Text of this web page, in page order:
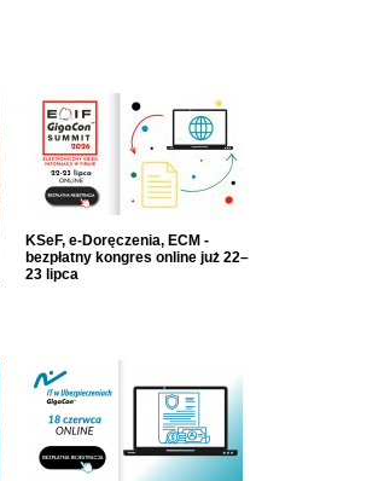
KSeF, e-Doręczenia, ECM -
bezpłatny kongres online już 22–
23 lipca